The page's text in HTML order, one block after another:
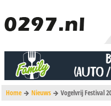
Home Nieuws Vogelvrij Festival